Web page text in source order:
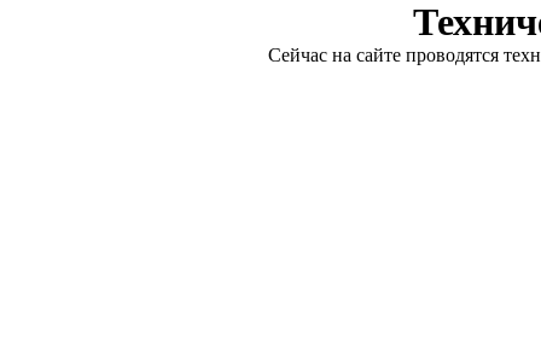
Сейчас на сайте проводятся